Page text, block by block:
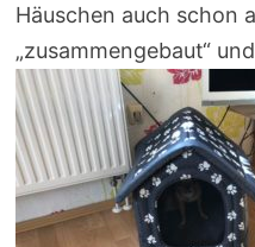
Häuschen auch schon
„zusammengebaut“